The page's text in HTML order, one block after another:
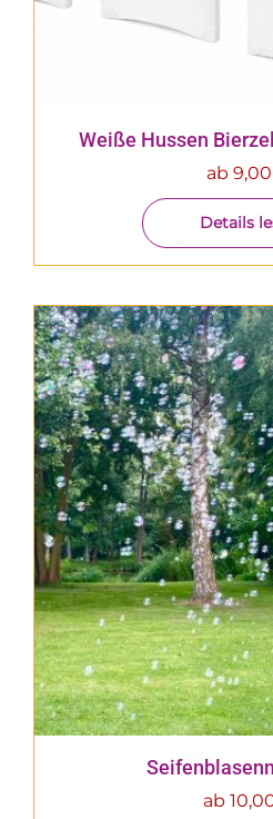
Weiße Hussen
ab 9,00
Details
ab